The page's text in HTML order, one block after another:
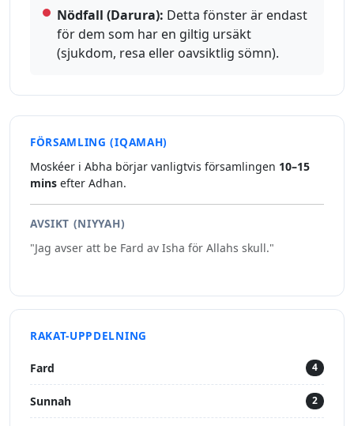
Nödfall (Darura): Detta fönster är endast
för dem som har en giltig ursäkt
(sjukdom, resa eller oavsiktlig sömn).
FÖRSAMLING (IQAMAH)
Moskéer i Abha börjar vanligtvis församlingen 10–15
mins efter Adhan.
AVSIKT (NIYYAH)
"Jag avser att be Fard av Isha för Allahs skull."
RAKAT-UPPDELNING
Fard 4
Sunnah 2